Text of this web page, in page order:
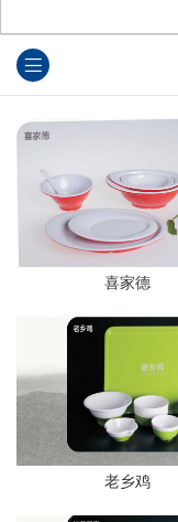
喜家德
老乡鸡